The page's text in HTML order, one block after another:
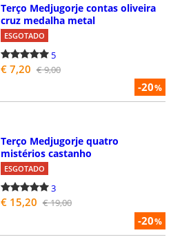
-20%
Terço Medjugorje contas oliveira
cruz medalha metal
ESGOTADO
5
€ 7,20 € 9,00
-20%
Terço Medjugorje quatro
mistérios castanho
ESGOTADO
3
€ 15,20 € 19,00